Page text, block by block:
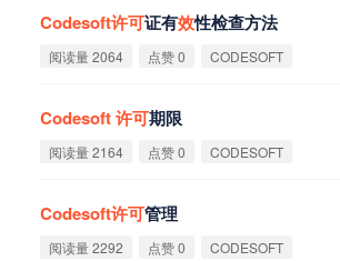
Codesoft许可证有效性检查方法
阅读量 2064 点赞 0 CODESOFT
Codesoft许可期限
阅读量 2164 点赞 0 CODESOFT
Codesoft许可管理
阅读量 2292 点赞 0 CODESOFT